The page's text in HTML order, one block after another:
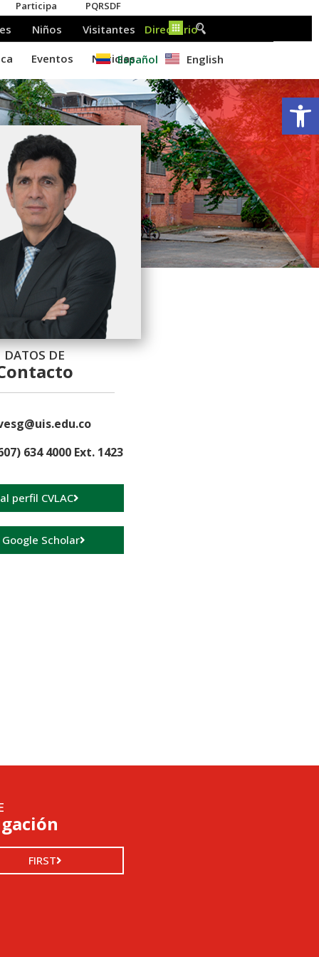
Español English
DATOS DE
634 4000 Ext. 1423
perfil CVLAC
Google Scholar
FIRST